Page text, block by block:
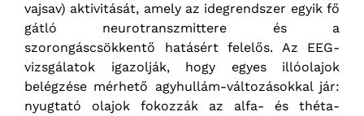
vajsav) aktivitását, amely az idegrendszer egyik fő
gátló neurotranszmittere és a
szorongáscsökkentő hatásért felelős. Az EEG-
vizsgálatok igazolják, hogy egyes illóolajok
belégzése mérhető agyhullám-változásokkal jár:
nyugtató olajok fokozzák az alfa- és théta-